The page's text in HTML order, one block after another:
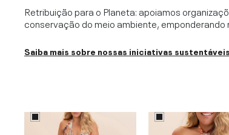
Retribuição para o Planeta: apoiamos
conservação do meio ambiente,
Saiba mais sobre nossas iniciativas sustentáveis